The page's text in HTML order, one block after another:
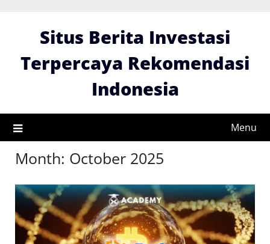
Situs Berita Investasi
Terpercaya Rekomendasi
Indonesia
Menu
Month: October 2025